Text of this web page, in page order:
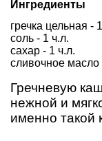
Ингредиенты
гречка цельная -
соль - 1 ч.л.
сахар - 1 ч.л.
сливочное масло
Гречневую
нежной и
именно такой